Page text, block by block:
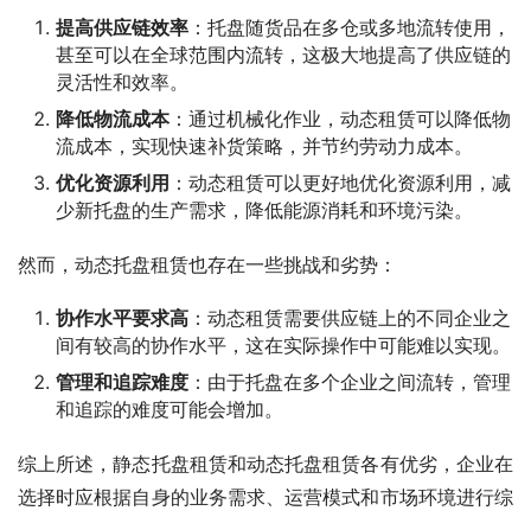
提高供应链效率 ：托盘随货品在多仓或多地流转使用，
甚至可以在全球范围内流转，这极大地提高了供应链的
灵活性和效率。
降低物流成本：通过机械化作业，动态租赁可以降低物
流成本，实现快速补货策略，并节约劳动力成本。
优化资源利用 ：动态租赁可以更好地优化资源利用，减
少新托盘的生产需求，降低能源消耗和环境污染。
然而，动态托盘租赁也存在一些挑战和劣势：
协作水平要求高 ：动态租赁需要供应链上的不同企业之
间有较高的协作水平，这在实际操作中可能难以实现。
管理和追踪难度 ：由于托盘在多个企业之间流转，管理
和追踪的难度可能会增加。
综上所述，静态托盘租赁和动态托盘租赁各有优劣，企业在
选择时应根据自身的业务需求、运营模式和市场环境进行综